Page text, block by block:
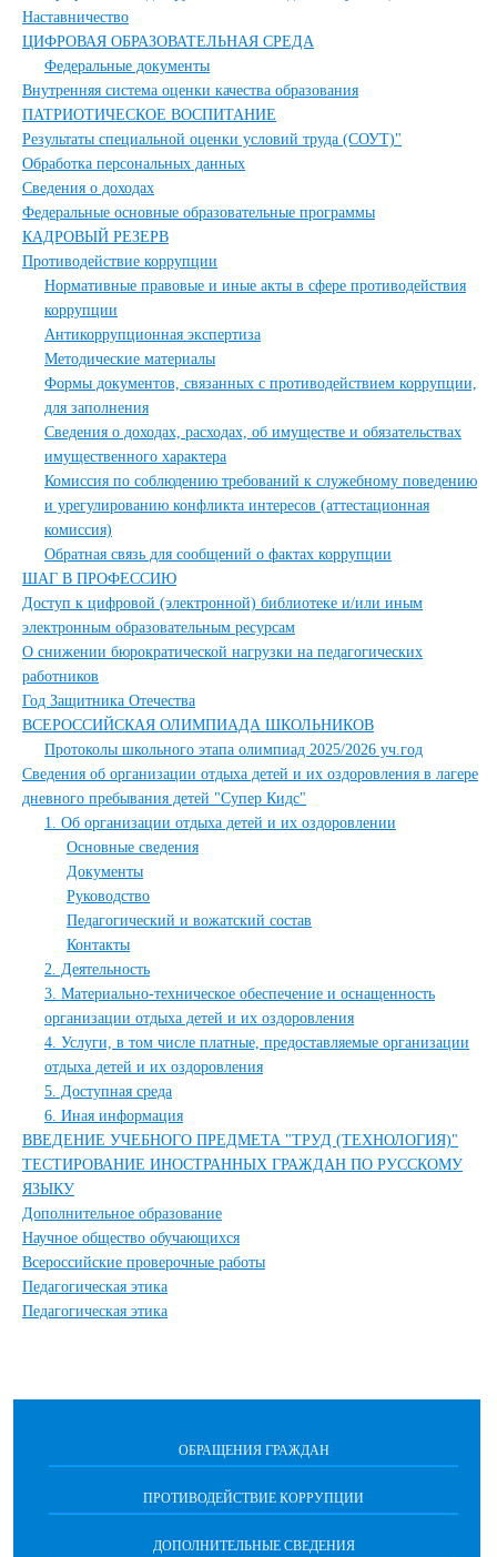
Наставничество
ЦИФРОВАЯ ОБРАЗОВАТЕЛЬНАЯ СРЕДА
Федеральные документы
Внутренняя система оценки качества образования
ПАТРИОТИЧЕСКОЕ ВОСПИТАНИЕ
Результаты специальной оценки условий труда (СОУТ)"
Обработка персональных данных
Сведения о доходах
Федеральные основные образовательные программы
КАДРОВЫЙ РЕЗЕРВ
Противодействие коррупции
Нормативные правовые и иные акты в сфере противодействия
коррупции
Антикоррупционная экспертиза
Методические материалы
Формы документов, связанных с противодействием коррупции,
для заполнения
Сведения о доходах, расходах, об имуществе и обязательствах
имущественного характера
Комиссия по соблюдению требований к служебному поведению
и урегулированию конфликта интересов (аттестационная
комиссия)
Обратная связь для сообщений о фактах коррупции
ШАГ В ПРОФЕССИЮ
Доступ к цифровой (электронной) библиотеке и/или иным
электронным образовательным ресурсам
О снижении бюрократической нагрузки на педагогических
работников
Год Защитника Отечества
ВСЕРОССИЙСКАЯ ОЛИМПИАДА ШКОЛЬНИКОВ
Протоколы школьного этапа олимпиад 2025/2026 уч.год
Сведения об организации отдыха детей и их оздоровления в лагере
дневного пребывания детей "Супер Кидс"
1. Об организации отдыха детей и их оздоровлении
Основные сведения
Документы
Руководство
Педагогический и вожатский состав
Контакты
2. Деятельность
3. Материально-техническое обеспечение и оснащенность
организации отдыха детей и их оздоровления
4. Услуги, в том числе платные, предоставляемые организации
отдыха детей и их оздоровления
5. Доступная среда
6. Иная информация
ВВЕДЕНИЕ УЧЕБНОГО ПРЕДМЕТА "ТРУД (ТЕХНОЛОГИЯ)"
ТЕСТИРОВАНИЕ ИНОСТРАННЫХ ГРАЖДАН ПО РУССКОМУ
ЯЗЫКУ
Дополнительное образование
Научное общество обучающихся
Всероссийские проверочные работы
Педагогическая этика
Педагогическая этика
ОБРАЩЕНИЯ ГРАЖДАН
ПРОТИВОДЕЙСТВИЕ КОРРУПЦИИ
ДОПОЛНИТЕЛЬНЫЕ СВЕДЕНИЯ